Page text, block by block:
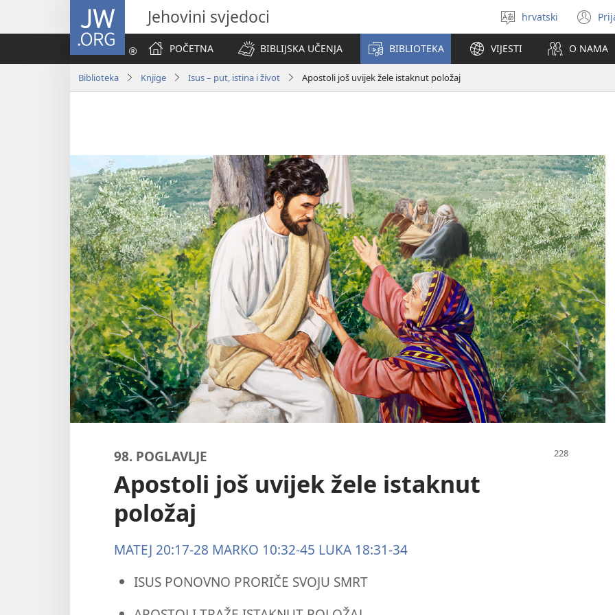
JW.ORG Jehovini svjedoci
Izaberi
jezik
hrvatski
se
novi
POČETNA
BIBLIJSKA UČENJA BIBLIOTEKA VIJESTI O NAMA
Biblioteka Knjige Isus – put, istina i život Apostoli još uvijek žele istaknut položaj
98. POGLAVLJE
Apostoli još uvijek žele istaknut
položaj
MATEJ 20:17-28 MARKO 10:32-45 LUKA 18:31-34
ISUS PONOVNO PRORIČE SVOJU SMRT